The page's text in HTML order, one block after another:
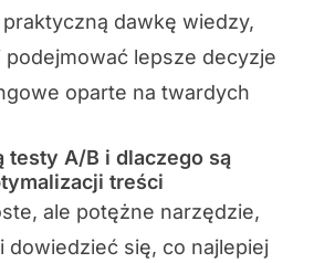
dawkę wiedzy,
podejmować lepsze decyzje
oparte na twardych
testy A/B i dlaczego są
treści
ale potężne narzędzie,
dowiedzieć się, co najlepiej